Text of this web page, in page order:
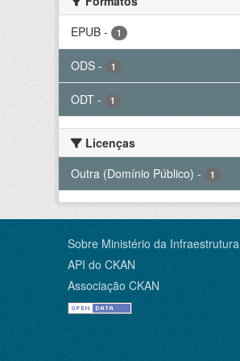
EPUB - 1
ODS - 1
ODT - 1
Licenças
Outra (Domínio Público) - 1
Sobre Ministério da Infraestrutura
API do CKAN
Associação CKAN